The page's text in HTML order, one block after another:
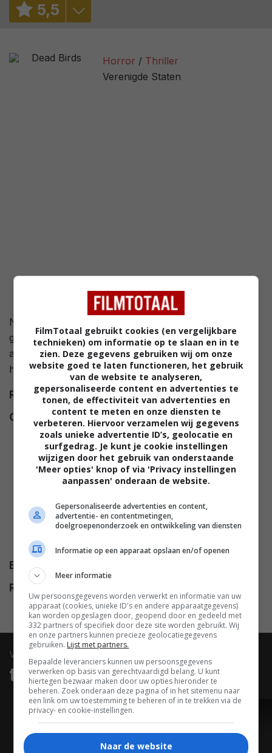
5,5
5,6/ 11912
Horror
Thriller
Verenigde Staten
Na een uit de hand gelopen bankroof, besluit een
groepje criminelen om te verblijven in een groot
afgelegen huis, om te schuilen voor de storm. Maar
hier ontdekken ze hele vreemde dingen...
Regie Alex Turner.
Cast
Muse Watson,Isaiah
Washington,Henry Thomas,
Brian Bremer,David Dwyer,
Michael Shannon,Mark Boone
Junior,Harris Mann,Donna
Aycox,Melanie Abramoff
Comegys,Michael Faella,Steve
Budget
Release
video
trailers & clips
TRAILER
FilmTotaal gebruikt cookies (en vergelijkbare
technieken) om informatie op te slaan en in te
zien. Deze gegevens gebruiken wij om onze
website goed te laten functioneren, het gebruik
van de website te analyseren,
gepersonaliseerde content en advertenties te
tonen, de effectiviteit van advertenties en
content te meten en onze diensten te
verbeteren. Hiervoor verzamelen wij gegevens
zoals unieke advertentie ID’s, geolocatie en
surfgedrag. Je kunt je cookie instellingen
wijzigen door het gebruik van onderstaande
'Meer opties' knop of via 'Privacy instellingen
aanpassen' onderaan de website.
Gepersonaliseerde advertenties en content,
advertentie- en contentmetingen,
doelgroepenonderzoek en ontwikkeling van diensten
Informatie op een apparaat opslaan en/of openen
Meer informatie
Uw persoonsgegevens worden verwerkt en informatie van uw
apparaat (cookies, unieke ID's en andere apparaatgegevens)
kan worden opgeslagen door, geopend door en gedeeld met
332 partners of specifiek door deze site worden gebruikt. Wij
en onze partners kunnen precieze geolocatiegegevens
gebruiken. Lijst met partners.
Bepaalde leveranciers kunnen uw persoonsgegevens
verwerken op basis van gerechtvaardigd belang. U kunt
hiertegen bezwaar maken door uw opties hieronder te
beheren. Zoek onderaan deze pagina of in het sitemenu naar
een link om uw toestemming te beheren of in te trekken via de
privacy- en cookie-instellingen.
Naar de website